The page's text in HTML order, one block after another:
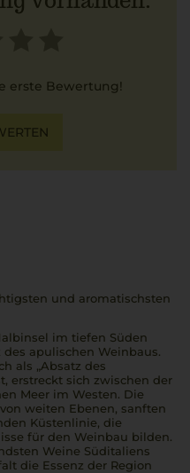
erste Bewertung!
und aromatischsten
im tiefen Süden
apulischen Weinbaus.
als „Absatz des
erstreckt sich zwischen der
Meer im Westen. Die
weiten Ebenen, sanften
Küstenlinie, die
für den Weinbau bilden.
Weine Süditaliens
die Essenz der Region